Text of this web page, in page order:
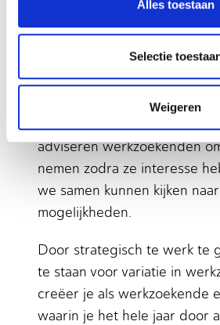
Alles toestaan
Selectie
Weigeren
Tijdig solliciteren voor het
essentieel. Begin al in
met oriënteren ophovenier
het komende seizoen.
krijgen voorrang en kunnen
op betere
adviseren werkzoekenden
nemen zodra ze interesse
we samen kunnen kijken
mogelijkheden.
Door strategisch te werk te
te staan voor variatie in
creëer je als werkzoekende
waarin je het hele jaar door